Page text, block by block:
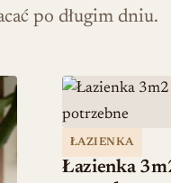
po długim dniu.
– materiały,
ŁAZIENKA
Łazienka
Łazienka 3m2 –